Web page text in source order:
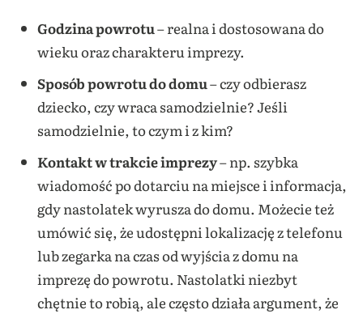
Godzina powrotu– realna i dostosowana do
wieku oraz charakteru imprezy.
Sposób powrotu do domu– czy odbierasz
dziecko, czy wraca samodzielnie? Jeśli
samodzielnie, to czym i z kim?
Kontakt w trakcie imprezy– np. szybka
wiadomość po dotarciu na miejsce i informacja,
gdy nastolatek wyrusza do domu. Możecie też
umówić się, że udostępni lokalizację z telefonu
lub zegarka na czas od wyjścia z domu na
imprezę do powrotu. Nastolatki niezbyt
chętnie to robią, ale często działa argument, że